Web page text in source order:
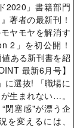
2020」書籍部門
著者の最新刊！
ヤモヤを解消す
2」を初公開！
ある新刊書を紹
最新6月号】
に選抜! 「職場に
生まれない…。
閉塞感"が漂う企
を変えるには、